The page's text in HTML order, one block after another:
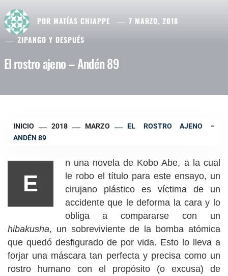
POR MATÍAS CHIAPPE
7 MARZO, 2018
ZIPANGO Y DESPUÉS
El rostro ajeno – Andén 89
INICIO 2018 MARZO
EL ROSTRO AJENO –
ANDÉN 89
E
n una novela de Kobo Abe, a la cual
le robo el título para este ensayo, un
cirujano plástico es víctima de un
accidente que le deforma la cara y lo
obliga a compararse con un
hibakusha, un sobreviviente de la bomba atómica
que quedó desfigurado de por vida. Esto lo lleva a
forjar una máscara tan perfecta y precisa como un
rostro humano con el propósito (o excusa) de